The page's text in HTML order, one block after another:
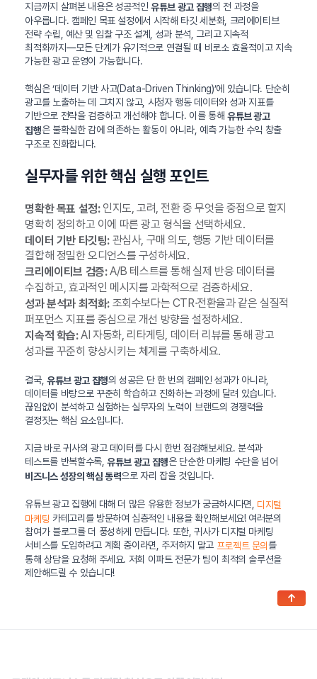
지금까지 살펴본 내용은 성공적인유튜브 광고 집행의 전 과정을
아우릅니다. 캠페인 목표 설정에서 시작해 타깃 세분화, 크리에이티브
전략 수립, 예산 및 입찰 구조 설계, 성과 분석, 그리고 지속적
최적화까지—모든 단계가 유기적으로 연결될 때 비로소 효율적이고 지속
가능한 광고 운영이 가능합니다.
핵심은 ‘데이터 기반 사고(Data-Driven Thinking)’에 있습니다. 단순히
광고를 노출하는 데 그치지 않고, 시청자 행동 데이터와 성과 지표를
기반으로 전략을 검증하고 개선해야 합니다. 이를 통해 유튜브 광고
집행은 불확실한 감에 의존하는 활동이 아니라, 예측 가능한 수익 창출
구조로 진화합니다.
실무자를 위한 핵심 실행 포인트
명확한 목표 설정:인지도, 고려, 전환 중 무엇을 중점으로 할지
명확히 정의하고 이에 따른 광고 형식을 선택하세요.
데이터 기반 타깃팅:관심사, 구매 의도, 행동 기반 데이터를
결합해 정밀한 오디언스를 구성하세요.
크리에이티브 검증:A/B 테스트를 통해 실제 반응 데이터를
수집하고, 효과적인 메시지를 과학적으로 검증하세요.
성과 분석과 최적화:조회수보다는 CTR∙전환율과 같은 실질적
퍼포먼스 지표를 중심으로 개선 방향을 설정하세요.
지속적 학습:AI 자동화, 리타게팅, 데이터 리뷰를 통해 광고
성과를 꾸준히 향상시키는 체계를 구축하세요.
결국, 유튜브 광고 집행의 성공은 단 한 번의 캠페인 성과가 아니라,
데이터를 바탕으로 꾸준히 학습하고 진화하는 과정에 달려 있습니다.
끊임없이 분석하고 실험하는 실무자의 노력이 브랜드의 경쟁력을
결정짓는 핵심 요소입니다.
지금 바로 귀사의 광고 데이터를 다시 한번 점검해보세요. 분석과
테스트를 반복할수록,유튜브 광고 집행은 단순한 마케팅 수단을 넘어
비즈니스 성장의 핵심 동력으로 자리 잡을 것입니다.
유튜브 광고 집행에 대해 더 많은 유용한 정보가 궁금하시다면, 디지털
마케팅 카테고리를 방문하여 심층적인 내용을 확인해보세요! 여러분의
참여가 블로그를 더 풍성하게 만듭니다. 또한, 귀사가 디지털 마케팅
서비스를 도입하려고 계획 중이라면, 주저하지 말고 프로젝트 문의 를
통해 상담을 요청해 주세요. 저희 이파트 전문가 팀이 최적의 솔루션을
제안해드릴 수 있습니다!
↑